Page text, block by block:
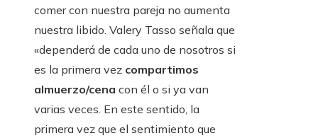
comer con nuestra pareja no aumenta
nuestra libido. Valery Tasso señala que
«dependerá de cada uno de nosotros si
es la primera vez compartimos
almuerzo/cena con él o si ya van
varias veces. En este sentido, la
primera vez que el sentimiento que